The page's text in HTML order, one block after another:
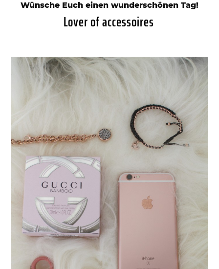
Wünsche Euch einen wunderschönen Tag!
VERÖFFENTLICHT
6. JANUAR 2016
Lover of accessoires